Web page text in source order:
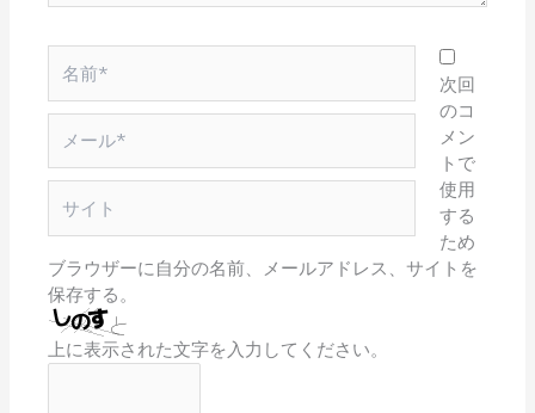
前
*
ー
ル
次回
のコ
メン
トで
使用
する
ため
ブラウザーに自分の名前、メールアドレス、サイトを
保存する。
上に表示された文字を入力してください。